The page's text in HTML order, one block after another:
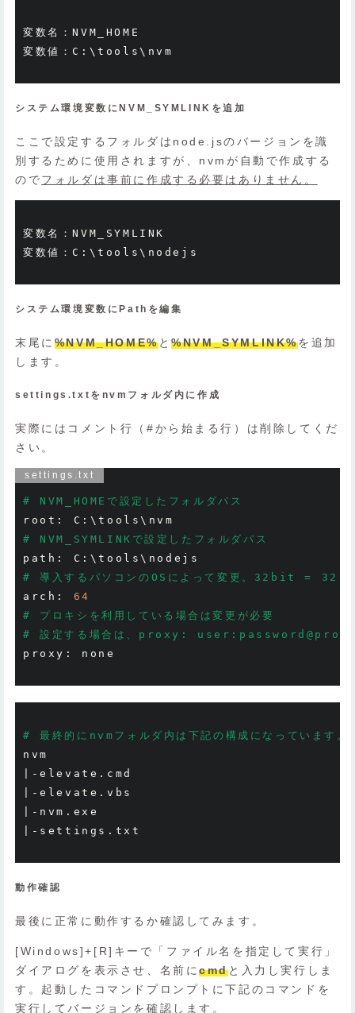
変数名：
変数値： C : \tools\nvm
システム環境変数にNVM_SYMLINKを追加
ここで設定するフォルダはnode.jsのバージョンを識
別するために使用されますが、nvmが自動で作成する
のでフォルダは事前に作成する必要はありません。
変数名：
変数値： C : \tools\nodejs
システム環境変数にPathを編集
末尾に %NVM_HOME%と%NVM_SYMLINK%を追加
します。
settings.txtをnvmフォルダ内に作成
実際にはコメント行（#から始まる行）は削除してくだ
さい。
settings.txt
# NVM_HOMEで設定したフォルダパス
root : C :
# NVM_SYMLINKで設定したフォルダパス
path : C :
# 導入するパソコンのOSによって変更。32bit =
arch :
64
# プロキシを利用している場合は変更が必要
# 設定する場合は、proxy:
proxy : none
# 最終的にnvmフォルダ内は下記の構成になっています。
|-elevate .
|-elevate .
|- nvm .
|- settings . txt
動作確認
最後に正常に動作するか確認してみます。
[Windows]+[R]キーで「ファイル名を指定して実行」
ダイアログを表示させ、名前にcmdと入力し実行しま
す。起動したコマンドプロンプトに下記のコマンドを
実行してバージョンを確認します。